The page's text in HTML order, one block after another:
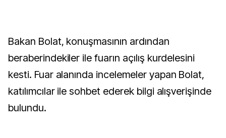
Bakan Bolat, konuşmasının ardından
beraberindekiler ile fuarın açılış kurdelesini
kesti. Fuar alanında incelemeler yapan Bolat,
katılımcılar ile sohbet ederek bilgi alışverişinde
bulundu.